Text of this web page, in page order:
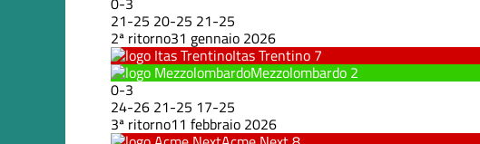
21-25 20-25 21-25
2ª ritorno31 gennaio 2026
Itas Trentino 7
Mezzolombardo 2
0-3
24-26 21-25 17-25
3ª ritorno11 febbraio 2026